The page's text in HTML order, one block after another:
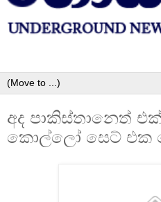
අද පාකිස්තානෙත්
කොල්ලෝ සෙට් එක